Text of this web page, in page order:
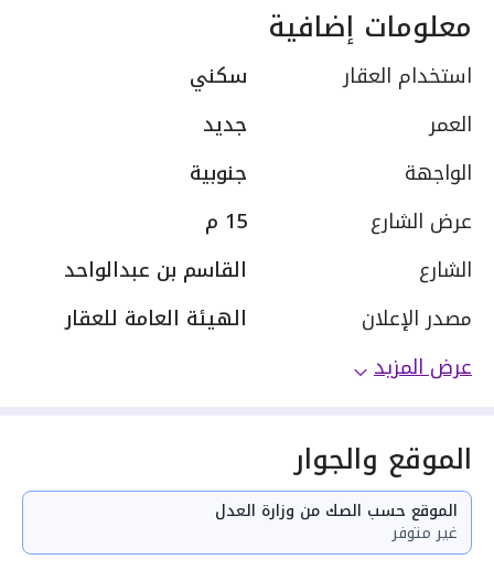
معلومات إضافية
استخدام العقار
سكني
العمر
جديد
الواجهة
جنوبية
عرض الشارع
15 م
الشارع
القاسم بن عبدالواحد
مصدر الإعلان
الهيئة العامة للعقار
عرض المزيد
الموقع والجوار
الموقع حسب الصك من وزارة العدل
غير متوفر